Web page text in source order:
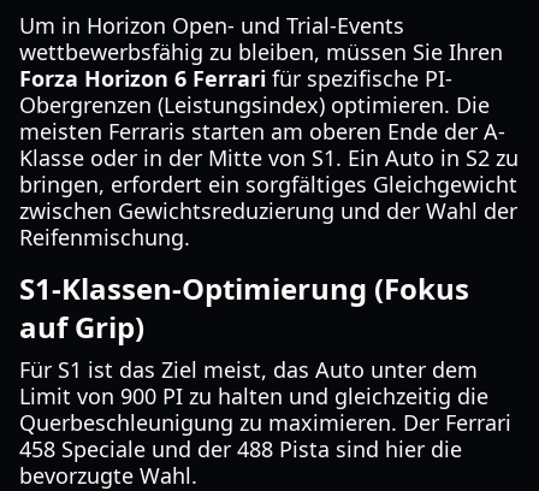
Um in Horizon Open- und Trial-Events
wettbewerbsfähig zu bleiben, müssen Sie Ihren
Forza Horizon 6 Ferrari für spezifische PI-
Obergrenzen (Leistungsindex) optimieren. Die
meisten Ferraris starten am oberen Ende der A-
Klasse oder in der Mitte von S1. Ein Auto in S2 zu
bringen, erfordert ein sorgfältiges Gleichgewicht
zwischen Gewichtsreduzierung und der Wahl der
Reifenmischung.
S1-Klassen-Optimierung (Fokus
auf Grip)
Für S1 ist das Ziel meist, das Auto unter dem
Limit von 900 PI zu halten und gleichzeitig die
Querbeschleunigung zu maximieren. Der Ferrari
458 Speciale und der 488 Pista sind hier die
bevorzugte Wahl.